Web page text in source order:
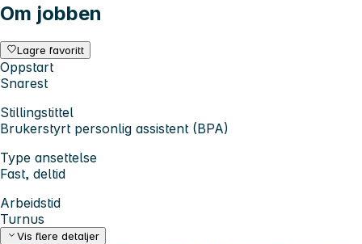
Om jobben
Lagre favoritt
Oppstart
Snarest
Stillingstittel
Brukerstyrt personlig assistent (BPA)
Type ansettelse
Fast, deltid
Arbeidstid
Turnus
Vis flere detaljer